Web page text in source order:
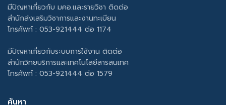
มีปัญหาเกี่ยวกับ มคอ.และรายวิชา ติดต่อ
สำนักส่งเสริมวิชาการและงานทะเบียน
โทรศัพท์ : 053-921444 ต่อ 1174
มีปัญหาเกี่ยวกับระบบการใช้งาน ติดต่อ
สำนักวิทยบริการและเทคโนโลยีสารสนเทศ
โทรศัพท์ : 053-921444 ต่อ 1579
ค้นหา